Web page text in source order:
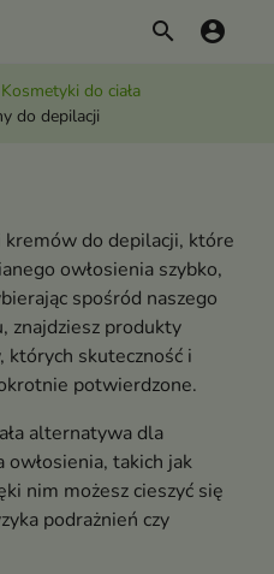
search account_circle
Kosmetyki do ciała
do depilacji
do depilacji, które
owłosienia szybko,
spośród naszego
znajdziesz produkty
skuteczność i
potwierdzone.
alternatywa dla
takich jak
nim możesz cieszyć się
podrażnień czy